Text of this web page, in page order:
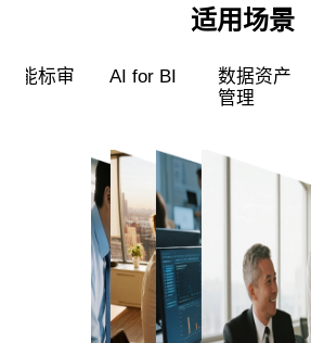
适用场景
超级员工 智能标审 AI for BI